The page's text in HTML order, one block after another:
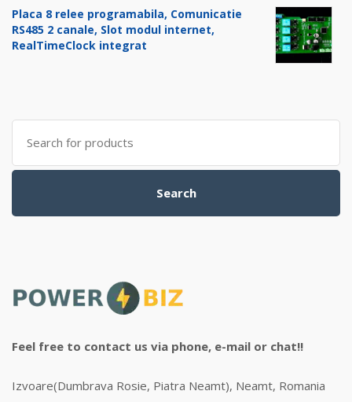
Placa 8 relee programabila, Comunicatie
RS485 2 canale, Slot modul internet,
RealTimeClock integrat
Search
for:
Search
Feel free to contact us via phone, e-mail or chat!!
Izvoare(Dumbrava Rosie, Piatra Neamt), Neamt, Romania